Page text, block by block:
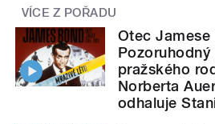
VÍCE Z POŘADU
Otec Jamese
Pozoruhodný
pražského
Norberta
odhaluje